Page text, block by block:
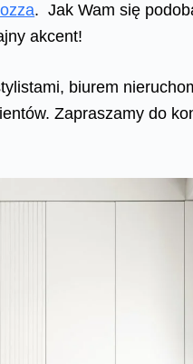
. Jak Wam się
akcent!
biurem
Zapraszamy do